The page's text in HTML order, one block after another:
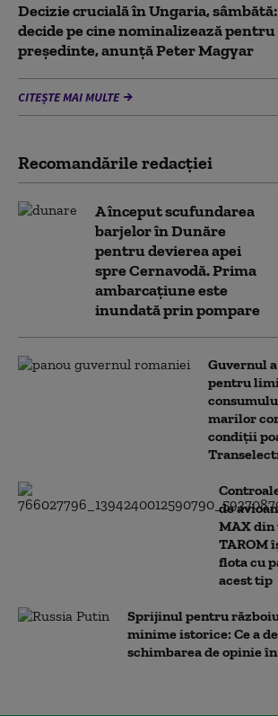
Decizie crucială în Ungaria,
decide pe cine nominalizează
președinte, anunță Peter Magyar
CITEȘTE MAI MULTE
Recomandările redacţiei
A început scufundarea
barjelor în Dunăre
pentru devierea apei
spre Cernavodă. Prima
ambarcațiune este
inundată prin pompare
Guvernul
pentru
marilor
condiții
de
MAX din
TAROM
flota cu
acest tip
Sprijinul pentru
minime istorice: Ce a
schimbarea de opinie